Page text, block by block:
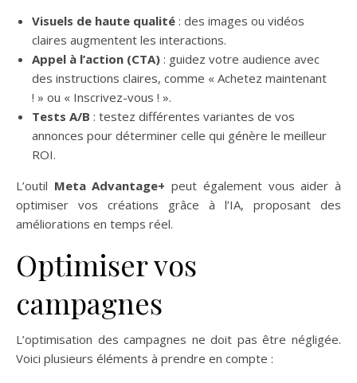
Visuels de haute qualité : des images ou vidéos
claires augmentent les interactions.
Appel à l’action (CTA) : guidez votre audience avec
des instructions claires, comme « Achetez maintenant
! » ou « Inscrivez-vous ! ».
Tests A/B : testez différentes variantes de vos
annonces pour déterminer celle qui génère le meilleur
ROI.
L’outil Meta Advantage+ peut également vous aider à
optimiser vos créations grâce à l’IA, proposant des
améliorations en temps réel.
Optimiser vos
campagnes
L’optimisation des campagnes ne doit pas être négligée.
Voici plusieurs éléments à prendre en compte :